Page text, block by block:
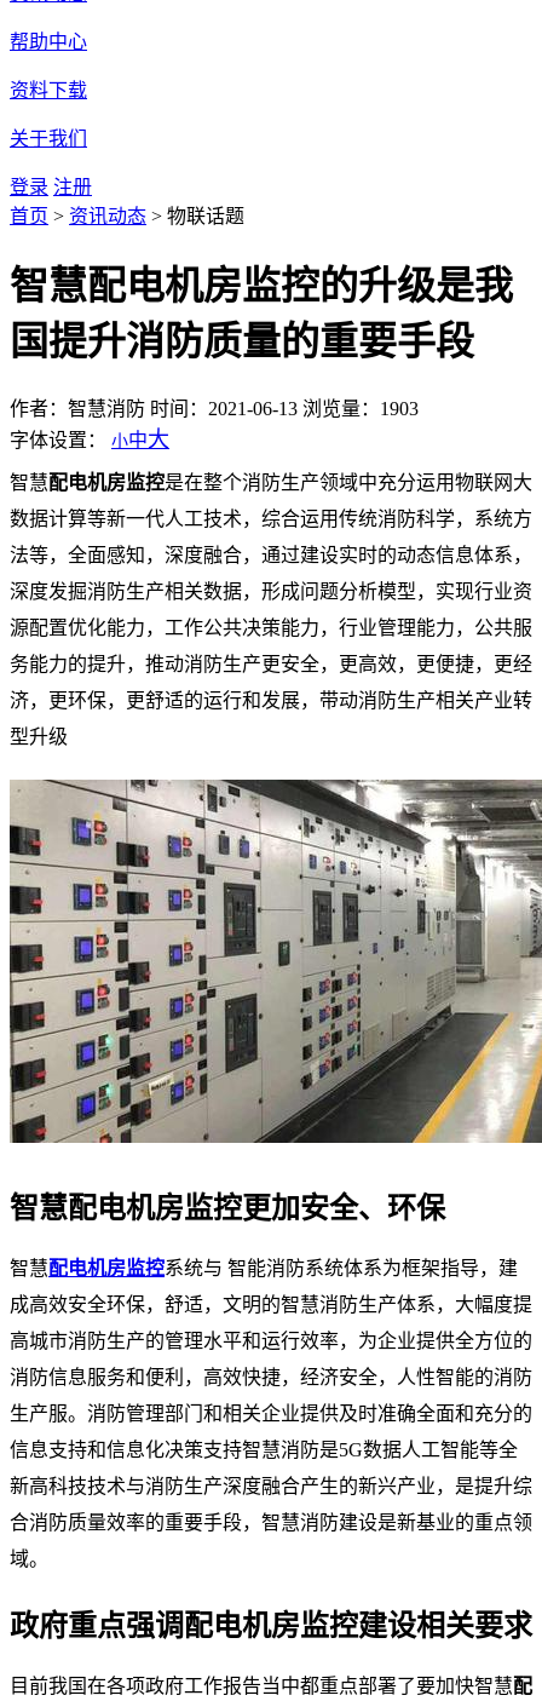
帮助中心
资料下载
关于我们
登录 注册
首页 > 资讯动态 > 物联话题
智慧配电机房监控的升级是我
国提升消防质量的重要手段
作者：智慧消防 时间：2021-06-13 浏览量：1903
字体设置： 小中大
智慧配电机房监控是在整个消防生产领域中充分运用物联网大
数据计算等新一代人工技术，综合运用传统消防科学，系统方
法等，全面感知，深度融合，通过建设实时的动态信息体系，
深度发掘消防生产相关数据，形成问题分析模型，实现行业资
源配置优化能力，工作公共决策能力，行业管理能力，公共服
务能力的提升，推动消防生产更安全，更高效，更便捷，更经
济，更环保，更舒适的运行和发展，带动消防生产相关产业转
型升级
智慧配电机房监控更加安全、环保
智慧配电机房监控系统与 智能消防系统体系为框架指导，建
成高效安全环保，舒适，文明的智慧消防生产体系，大幅度提
高城市消防生产的管理水平和运行效率，为企业提供全方位的
消防信息服务和便利，高效快捷，经济安全，人性智能的消防
生产服。消防管理部门和相关企业提供及时准确全面和充分的
信息支持和信息化决策支持智慧消防是5G数据人工智能等全
新高科技技术与消防生产深度融合产生的新兴产业，是提升综
合消防质量效率的重要手段，智慧消防建设是新基业的重点领
域。
政府重点强调配电机房监控建设相关要求
目前我国在各项政府工作报告当中都重点部署了要加快智慧配